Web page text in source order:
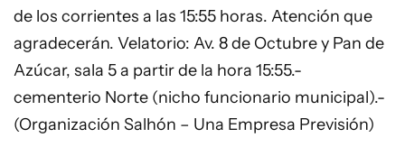
de los corrientes a las 15:55 horas. Atención que
agradecerán. Velatorio: Av. 8 de Octubre y Pan de
Azúcar, sala 5 a partir de la hora 15:55.-
cementerio Norte (nicho funcionario municipal).-
(Organización Salhón – Una Empresa Previsión)